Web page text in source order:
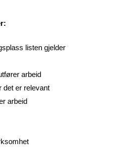
listen gjelder
arbeid
er relevant
arbeid